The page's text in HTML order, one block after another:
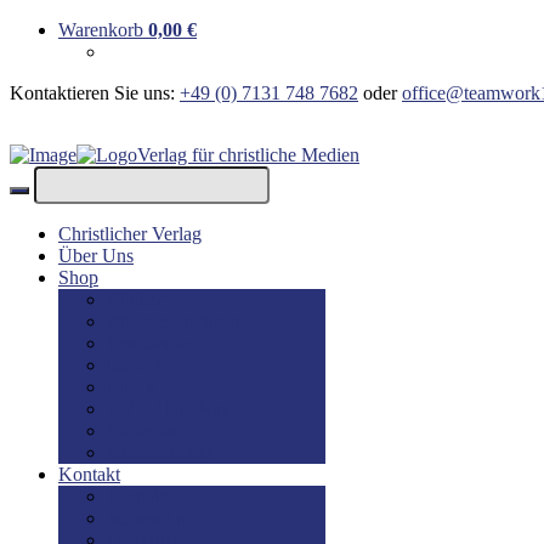
Warenkorb 0,00 €
Kontaktieren Sie uns: +49 (0) 7131 748 7682 oder
Verlag für christliche Medien
Christlicher Verlag
Über Uns
Shop
Kontakt